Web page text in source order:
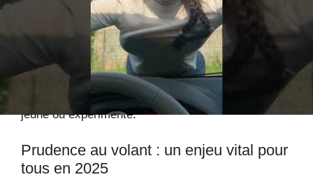
adolescent de 16 ans flasché sans permis pour un
dépassement dangereux s’est retrouvé face à une
condamnation sévère. La sensibilisation aux
dangers liés à l’ excès de vitessene doit pas
simplement se faire lors de campagnes, mais
devenir une évidence pour chaque conducteur,
jeune ou expérimenté.
Prudence au volant : un enjeu vital pour
tous en 2025